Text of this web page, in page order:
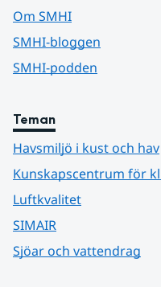
Om SMHI
SMHI-bloggen
SMHI-podden
Teman
Havsmiljö i kust och hav
Kunskapscentrum för
Luftkvalitet
SIMAIR
Sjöar och vattendrag